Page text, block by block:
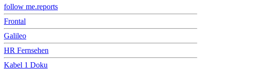
follow me.reports
Frontal
Galileo
HR Fernsehen
Kabel 1 Doku